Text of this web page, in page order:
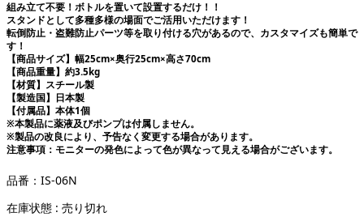
組み立て不要！ボトルを置いて設置するだけ！！
スタンドとして多種多様の場面でご活用いただけます！
転倒防止・盗難防止パーツ等を取り付ける穴があるので、カスタマイズも簡単で
す！
【商品サイズ】幅25cm×奥行25cm×高さ70cm
【商品重量】約3.5kg
【材質】スチール製
【製造国】日本製
【付属品】本体1個
※本製品に薬液及びポンプは付属しません。
※製品の改良により、予告なく変更する場合があります。
注意事項：モニターの発色によって色が異なって見える場合がございます。
品番：IS-06N
在庫状態 : 売り切れ